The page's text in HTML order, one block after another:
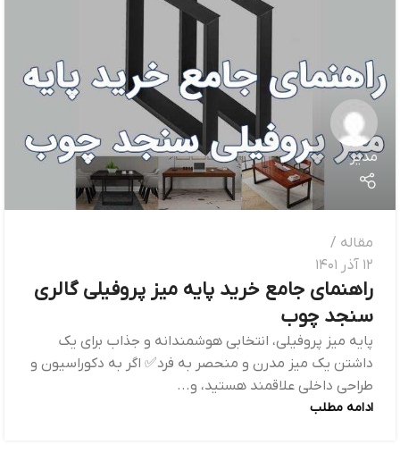
مدیر
مقاله
12 آذر 1401
راهنمای جامع خرید پایه میز پروفیلی گالری
سنجد چوب
پایه میز پروفیلی، انتخابی هوشمندانه و جذاب برای یک
داشتن یک میز مدرن و منحصر به فرد✅ اگر به دکوراسیون و
طراحی داخلی علاقمند هستید، و...
ادامه مطلب